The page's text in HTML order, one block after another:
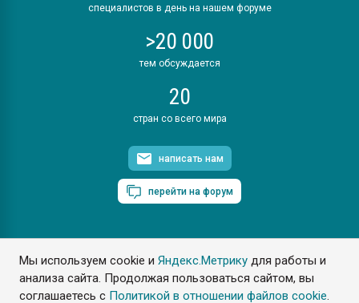
Мы используем cookie иЯндекс.Метрику для работы и
анализа сайта. Продолжая пользоваться сайтом, вы
соглашаетесь с Политикой в отношении файлов cookie.
специалистов в день на нашем форуме
>20 000
тем обсуждается
20
стран со всего мира
написать нам
перейти на форум
ПластЭксперт © 2006. Все права защищены
Разрешается копирование материалов сайта с обязательной
ссылкой на www.e-plastic.ru